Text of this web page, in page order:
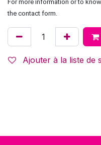
For more information or to
the contact form.
Ajouter à la liste de